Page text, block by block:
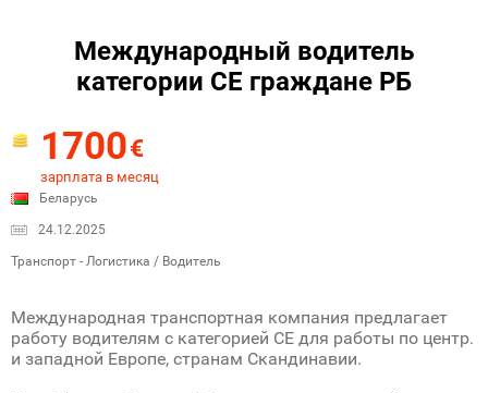
Международный водитель
категории СЕ граждане РБ
1700€
зарплата в месяц
Беларусь
24.12.2025
Транспорт - Логистика / Водитель
Международная транспортная компания предлагает
работу водителям с категорией СЕ для работы по центр.
и западной Европе, странам Скандинавии.